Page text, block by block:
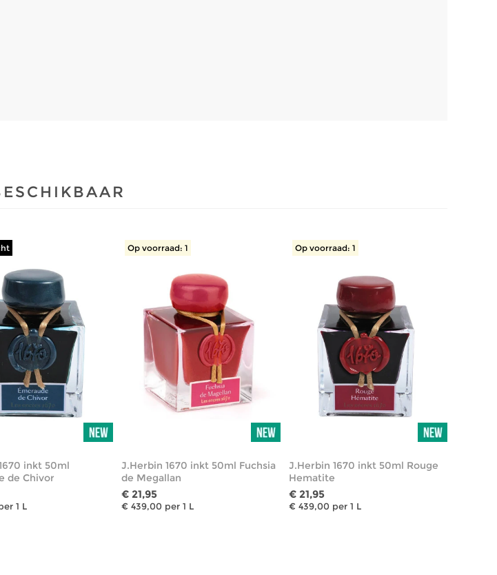
inkt 50ml
de Chivor
1 L
Op voorraad: 1
J.Herbin 1670 inkt 50ml Fuchsia
de Megallan
€ 21,95
€ 439,00 per 1 L
Op voorraad: 1
J.Herbin 1670 inkt 50ml Rouge
Hematite
€ 21,95
€ 439,00 per 1 L